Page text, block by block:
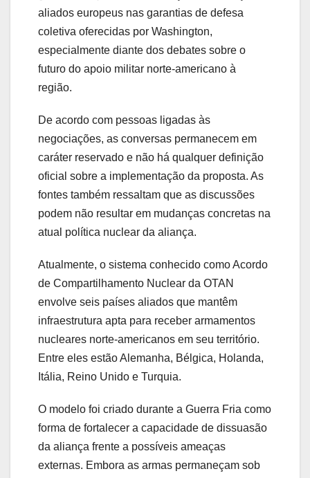
aliados europeus nas garantias de defesa
coletiva oferecidas por Washington,
especialmente diante dos debates sobre o
futuro do apoio militar norte-americano à
região.
De acordo com pessoas ligadas às
negociações, as conversas permanecem em
caráter reservado e não há qualquer definição
oficial sobre a implementação da proposta. As
fontes também ressaltam que as discussões
podem não resultar em mudanças concretas na
atual política nuclear da aliança.
Atualmente, o sistema conhecido como Acordo
de Compartilhamento Nuclear da OTAN
envolve seis países aliados que mantêm
infraestrutura apta para receber armamentos
nucleares norte-americanos em seu território.
Entre eles estão Alemanha, Bélgica, Holanda,
Itália, Reino Unido e Turquia.
O modelo foi criado durante a Guerra Fria como
forma de fortalecer a capacidade de dissuasão
da aliança frente a possíveis ameaças
externas. Embora as armas permaneçam sob